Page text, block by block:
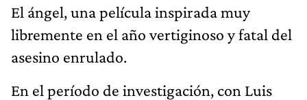
El ángel, una película inspirada muy
libremente en el año vertiginoso y fatal del
asesino enrulado.
En el período de investigación, con Luis